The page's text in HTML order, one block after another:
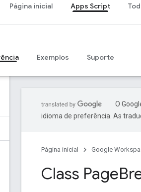
Página inicial Apps Script
Exemplos Suporte
O
idioma de preferência. As
Página inicial Google
Class Page